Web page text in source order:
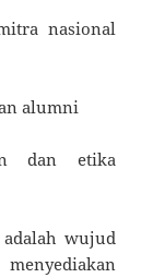
nasional
alumni
dan etika
adalah wujud